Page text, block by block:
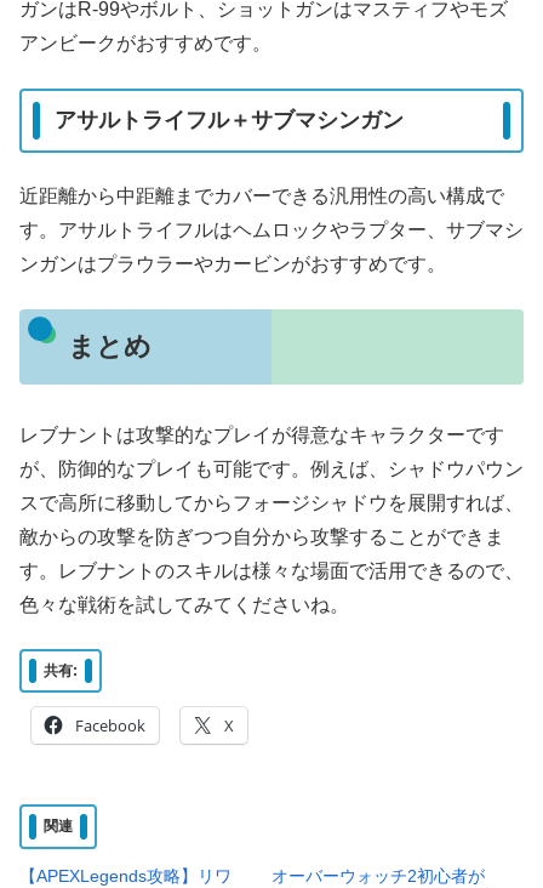
ガンはR-99やボルト、ショットガンはマスティフやモズ
アンビークがおすすめです。
アサルトライフル＋サブマシンガン
近距離から中距離までカバーできる汎用性の高い構成で
す。アサルトライフルはヘムロックやラプター、サブマシ
ンガンはプラウラーやカービンがおすすめです。
まとめ
レブナントは攻撃的なプレイが得意なキャラクターです
が、防御的なプレイも可能です。例えば、シャドウパウン
スで高所に移動してからフォージシャドウを展開すれば、
敵からの攻撃を防ぎつつ自分から攻撃することができま
す。レブナントのスキルは様々な場面で活用できるので、
色々な戦術を試してみてくださいね。
共有:
Facebook X
関連
【APEXLegends攻略】リワ
オーバーウォッチ2初心者が